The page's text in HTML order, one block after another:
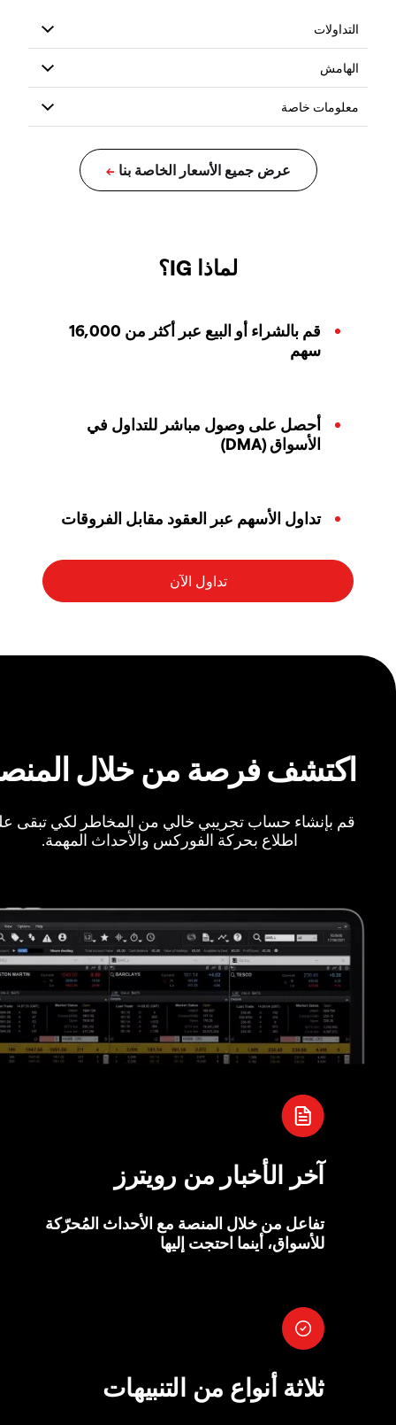
لماذا IG؟
قم بالشراء أو البيع عبر أكثر من 16,000
سهم
أحصل على وصول مباشر للتداول في
الأسواق (DMA)
تداول الأسهم عبر العقود مقابل الفروقات
اكتشف فرصة من خلال
قم بإنشاء حساب تجريبي خالي من المخاطر لكي تبقى
اطلاع بحركة الفوركس والأحداث المهمة.
آخر الأخبار من رويترز
تفاعل من خلال المنصة مع الأحداث المُحرّكة
للأسواق، أينما احتجت إليها
ثلاثة أنواع من التنبيهات